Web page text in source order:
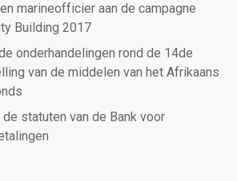
marineofficier aan de campagne
Building 2017
onderhandelingen rond de 14de
van de middelen van het Afrikaans
statuten van de Bank voor